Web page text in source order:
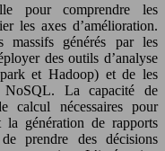
pour comprendre les
les axes d’amélioration.
massifs générés par les
des outils d’analyse
et Hadoop) et de les
NoSQL. La capacité de
calcul nécessaires pour
la génération de rapports
prendre des décisions